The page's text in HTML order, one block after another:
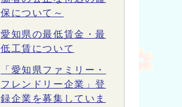
保について～
愛知県の最低賃金・最
低工賃について
「愛知県ファミリー・
フレンドリー企業」登
録企業を募集していま